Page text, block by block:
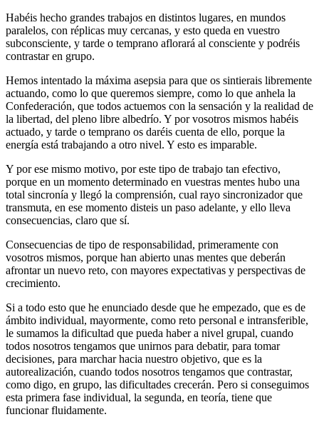
Habéis hecho grandes trabajos en distintos lugares, en mundos
paralelos, con réplicas muy cercanas, y esto queda en vuestro
subconsciente, y tarde o temprano aflorará al consciente y podréis
contrastar en grupo.
Hemos intentado la máxima asepsia para que os sintierais libremente
actuando, como lo que queremos siempre, como lo que anhela la
Confederación, que todos actuemos con la sensación y la realidad de
la libertad, del pleno libre albedrío. Y por vosotros mismos habéis
actuado, y tarde o temprano os daréis cuenta de ello, porque la
energía está trabajando a otro nivel. Y esto es imparable.
Y por ese mismo motivo, por este tipo de trabajo tan efectivo,
porque en un momento determinado en vuestras mentes hubo una
total sincronía y llegó la comprensión, cual rayo sincronizador que
transmuta, en ese momento disteis un paso adelante, y ello lleva
consecuencias, claro que sí.
Consecuencias de tipo de responsabilidad, primeramente con
vosotros mismos, porque han abierto unas mentes que deberán
afrontar un nuevo reto, con mayores expectativas y perspectivas de
crecimiento.
Si a todo esto que he enunciado desde que he empezado, que es de
ámbito individual, mayormente, como reto personal e intransferible,
le sumamos la dificultad que pueda haber a nivel grupal, cuando
todos nosotros tengamos que unirnos para debatir, para tomar
decisiones, para marchar hacia nuestro objetivo, que es la
autorealización, cuando todos nosotros tengamos que contrastar,
como digo, en grupo, las dificultades crecerán. Pero si conseguimos
esta primera fase individual, la segunda, en teoría, tiene que
funcionar fluidamente.